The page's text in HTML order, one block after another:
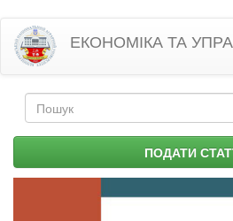
Перейти
основного
матеріалу
ЕКОНОМІКА ТА
Пошукова
форма ПОДАТИ